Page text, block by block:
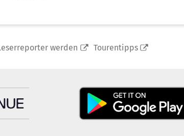
werden Tourentipps